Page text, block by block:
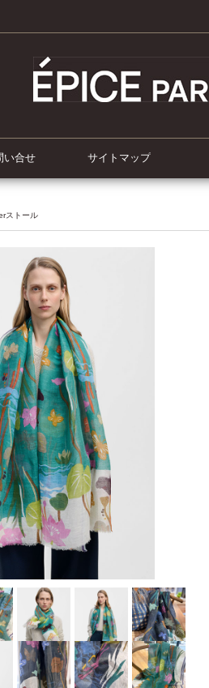
い合せ サイトマップ
ストール